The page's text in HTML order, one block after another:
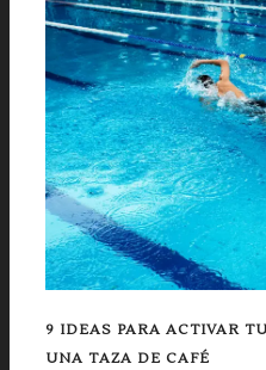
9 IDEAS PARA ACTIVAR
UNA TAZA DE CAFÉ